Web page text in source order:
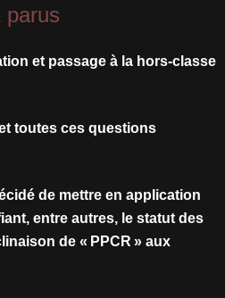
parus
et passage à la hors-classe
toutes ces questions
de mettre en application
entre autres, le statut des
de « PPCR » aux